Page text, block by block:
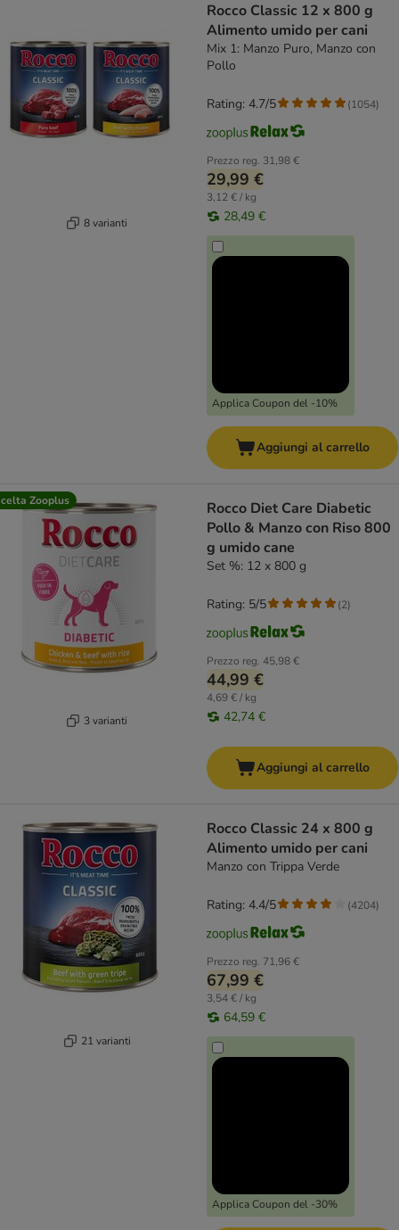
8 varianti
Rocco Classic 12 x 800 g
Alimento umido per cani
Mix 1: Manzo Puro, Manzo con
Pollo
Prezzo reg. 31,98 €
29,99 €
3,12 € / kg
28,49 €
Applica Coupon del -10%
Rating: 4.7/5 (1054)
Aggiungi al carrello
Zooplus
3 varianti
Rocco Diet Care Diabetic
Pollo & Manzo con Riso 800
g umido cane
Set %: 12 x 800 g
Prezzo reg. 45,98 €
44,99 €
4,69 € / kg
42,74 €
Rating: 5/5 (2)
Aggiungi al carrello
21 varianti
Rocco Classic 24 x 800 g
Alimento umido per cani
Manzo con Trippa Verde
Prezzo reg. 71,96 €
67,99 €
3,54 € / kg
64,59 €
Applica Coupon del -30%
Rating: 4.4/5 (4204)